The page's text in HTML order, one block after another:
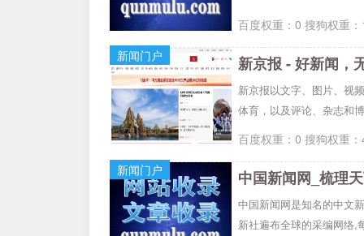
百度权重：0 搜狗权重
新闻门户
新京报 - 好新闻，
新京报以文字、图片、视
体育，以及评论、杂志和
百度权重：0 搜狗权重
新闻门户
中国新闻网_梳理
中国新闻网是知名的中文
新社遍布全球的采编网络,